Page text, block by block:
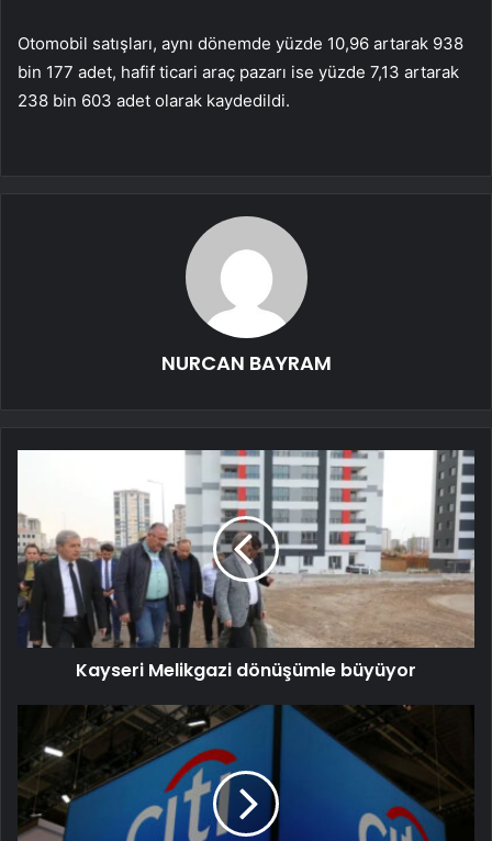
Otomobil satışları, aynı dönemde yüzde 10,96 artarak 938
bin 177 adet, hafif ticari araç pazarı ise yüzde 7,13 artarak
238 bin 603 adet olarak kaydedildi.
NURCAN BAYRAM
Kayseri Melikgazi dönüşümle büyüyor